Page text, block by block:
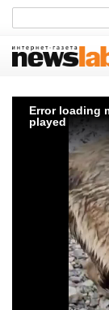
Error loading
played